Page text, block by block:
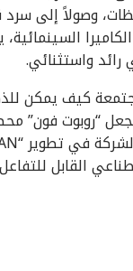
وصولاً إلى
واستثنائي.
كيف يمكن
القابل